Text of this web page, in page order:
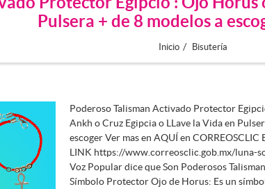
Pulsera + de 8 modelos a
Inicio / Bisutería
Poderoso Talisman Activado Protector
Ankh o Cruz Egipcia o LLave la Vida en
escoger Ver mas en AQUÍ en CORREOSCLIC
LINK https://www.correosclic.gob.mx/luna-
Voz Popular dice que Son Poderosos
Símbolo Protector Ojo de Horus: Es un